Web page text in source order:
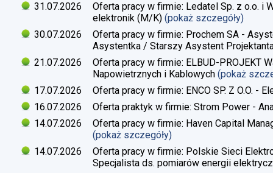
31.07.2026
Oferta pracy w firmie: Ledatel Sp. z o.o. i
elektronik (M/K) (pokaż szczegóły)
30.07.2026
Oferta pracy w firmie: Prochem SA -
Asystentka / Starszy Asystent
21.07.2026
Oferta pracy w firmie: ELBUD-PROJEKT
Napowietrznych i Kablowych (pokaż
17.07.2026
Oferta pracy w firmie: ENCO SP. Z O.O. -
16.07.2026
Oferta praktyk w firmie: Strom Power -
14.07.2026
Oferta pracy w firmie: Haven Capital
(pokaż szczegóły)
14.07.2026
Oferta pracy w firmie: Polskie Sieci
Specjalista ds. pomiarów energii